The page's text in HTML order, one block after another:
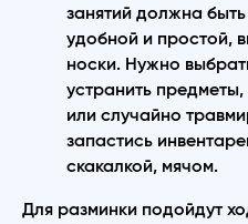
занятий должна
удобной и простой,
носки. Нужно
устранить
или случайно
запастись
скакалкой, мячом.
Для разминки подойдут